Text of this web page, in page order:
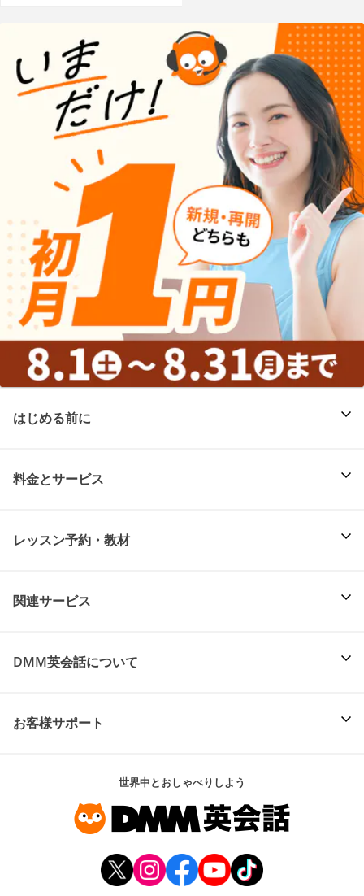
はじめる前に
料金とサービス
レッスン予約・教材
関連サービス
DMM英会話について
お客様サポート
世界中とおしゃべりしよう